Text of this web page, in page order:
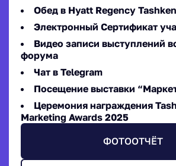
Обед в Hyatt Regency
Электронный Сертификат
Видео записи выступлений
форума
Чат в Telegram
Посещение выставки
Церемония награждения
Marketing Awards 2025
ФОТООТЧЁТ